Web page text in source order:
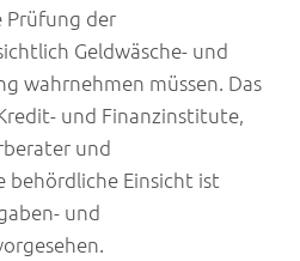
Prüfung der
Geldwäsche- und
wahrnehmen müssen. Das
und Finanzinstitute,
und
behördliche Einsicht ist
und